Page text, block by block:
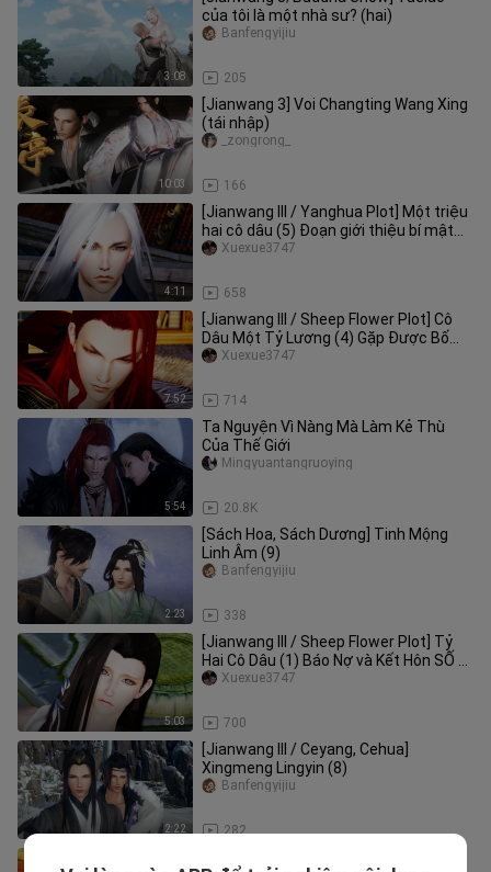
3:08
của tôi là một nhà sư? (hai)
205
Banfengyijiu
10:03
[Jianwang 3] Voi Changting Wang Xing
(tái nhập)
166
_zongrong_
4:11
[Jianwang III / Yanghua Plot] Một triệu
hai cô dâu (5) Đoạn giới thiệu bí mật
(Đơn và đôi bắt đầu)
658
Xuexue3747
7:52
[Jianwang III / Sheep Flower Plot] Cô
Dâu Một Tỷ Lương (4) Gặp Được Bố
Chồng (Phần 2) Trailer (Bố vợ
714
Xuexue3747
5:54
Ta Nguyện Vì Nàng Mà Làm Kẻ Thù
Của Thế Giới
20.8K
Mingyuantangruoying
2:23
[Sách Hoa, Sách Dương] Tinh Mộng
Linh Âm (9)
338
Banfengyijiu
5:03
[Jianwang III / Sheep Flower Plot] Tỷ
Hai Cô Dâu (1) Báo Nợ và Kết Hôn SỐ 2
(Đáp ứng yêu cầu của bạn
700
Xuexue3747
2:22
[Jianwang III / Ceyang, Cehua]
Xingmeng Lingyin (8)
282
Banfengyijiu